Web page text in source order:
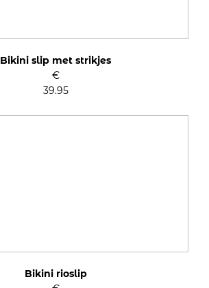
Bikini slip met strikjes
€
39.95
Bikini rioslip